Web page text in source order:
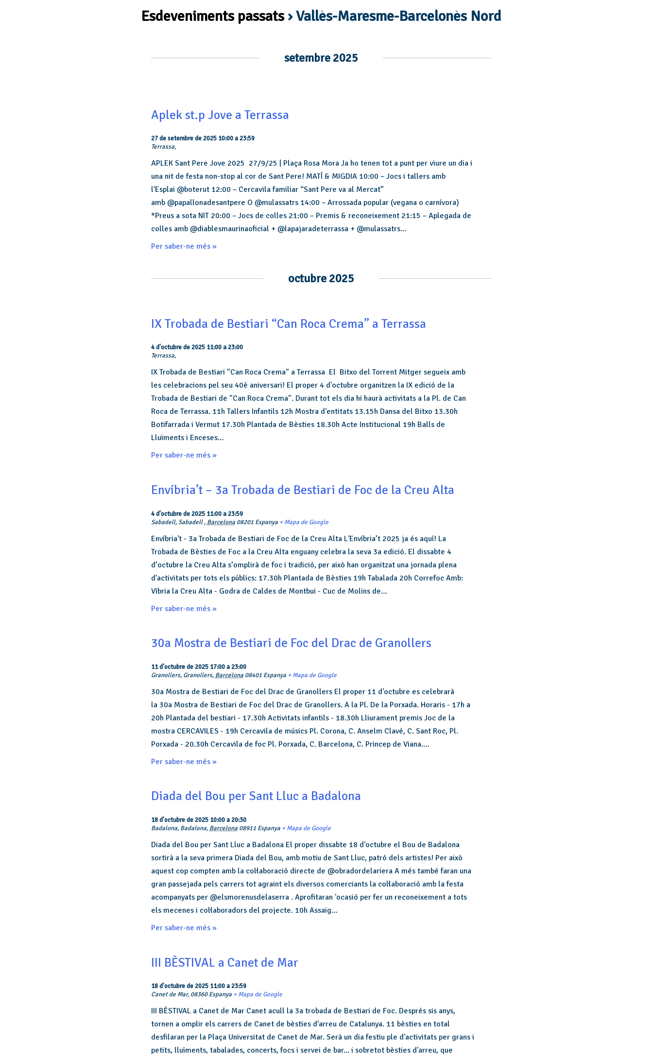
Esdeveniments passats› Vallès-Maresme-Barcelonès Nord
setembre 2025
Aplek st.p Jove a Terrassa
27 de setembre de 2025 10:00a23:59
Terrassa,
APLEK Sant Pere Jove 2025 27/9/25 | Plaça Rosa Mora Ja ho tenen tot a punt per viure un dia i
una nit de festa non-stop al cor de Sant Pere! MATÍ & MIGDIA 10:00 – Jocs i tallers amb
l'Esplai @boterut 12:00 – Cercavila familiar “Sant Pere va al Mercat”
amb @papallonadesantpere O @mulassatrs 14:00 – Arrossada popular (vegana o carnívora)
*Preus a sota NIT 20:00 – Jocs de colles 21:00 – Premis & reconeixement 21:15 – Aplegada de
colles amb @diablesmaurinaoficial + @lapajaradeterrassa + @mulassatrs…
Per saber-ne més »
octubre 2025
IX Trobada de Bestiari “Can Roca Crema” a Terrassa
4 d'octubre de 2025 11:00a23:00
Terrassa,
IX Trobada de Bestiari "Can Roca Crema" a Terrassa El Bitxo del Torrent Mitger segueix amb
les celebracions pel seu 40è aniversari! El proper 4 d'octubre organitzen la IX edició de la
Trobada de Bestiari de "Can Roca Crema". Durant tot els dia hi haurà activitats a la Pl. de Can
Roca de Terrassa. 11h Tallers Infantils 12h Mostra d'entitats 13.15h Dansa del Bitxo 13.30h
Botifarrada i Vermut 17.30h Plantada de Bèsties 18.30h Acte Institucional 19h Balls de
Lluïments i Enceses…
Per saber-ne més »
Envíbria’t – 3a Trobada de Bestiari de Foc de la Creu Alta
4 d'octubre de 2025 11:00a23:59
Sabadell,Sabadell, Barcelona 08201 Espanya + Mapa de Google
Envíbria't - 3a Trobada de Bestiari de Foc de la Creu Alta L'Envíbria’t 2025 ja és aquí! La
Trobada de Bèsties de Foc a la Creu Alta enguany celebra la seva 3a edició. El dissabte 4
d’octubre la Creu Alta s’omplirà de foc i tradició, per això han organitzat una jornada plena
d'activitats per tots els públics: 17.30h Plantada de Bèsties 19h Tabalada 20h Correfoc Amb:
Víbria la Creu Alta - Godra de Caldes de Montbui - Cuc de Molins de…
Per saber-ne més »
30a Mostra de Bestiari de Foc del Drac de Granollers
11 d'octubre de 2025 17:00a23:00
Granollers, Granollers, Barcelona 08401 Espanya + Mapa de Google
30a Mostra de Bestiari de Foc del Drac de Granollers El proper 11 d'octubre es celebrarà
la 30a Mostra de Bestiari de Foc del Drac de Granollers. A la Pl. De la Porxada. Horaris - 17h a
20h Plantada del bestiari - 17.30h Activitats infantils - 18.30h Lliurament premis Joc de la
mostra CERCAVILES - 19h Cercavila de músics Pl. Corona, C. Anselm Clavé, C. Sant Roc, Pl.
Porxada - 20.30h Cercavila de foc Pl. Porxada, C. Barcelona, C. Princep de Viana.…
Per saber-ne més »
Diada del Bou per Sant Lluc a Badalona
18 d'octubre de 2025 10:00a20:30
Badalona, Badalona, Barcelona 08911 Espanya + Mapa de Google
Diada del Bou per Sant Lluc a Badalona El proper dissabte 18 d'octubre el Bou de Badalona
sortirà a la seva primera Diada del Bou, amb motiu de Sant Lluc, patró dels artistes! Per això
aquest cop compten amb la col·laboració directe de @obradordelariera A més també faran una
gran passejada pels carrers tot agraint els diversos comerciants la col·laboració amb la festa
acompanyats per @elsmorenusdelaserra . Aprofitaran 'ocasió per fer un reconeixement a tots
els mecenes i col·laboradors del projecte. 10h Assaig…
Per saber-ne més »
III BÈSTIVAL a Canet de Mar
18 d'octubre de 2025 11:00a23:59
Canet de Mar, 08360 Espanya + Mapa de Google
III BÈSTIVAL a Canet de Mar Canet acull la 3a trobada de Bestiari de Foc. Després sis anys,
tornen a omplir els carrers de Canet de bèsties d'arreu de Catalunya. 11 bèsties en total
desfilaran per la Plaça Universitat de Canet de Mar. Serà un dia festiu ple d'activitats per grans i
petits, lluïments, tabalades, concerts, focs i servei de bar... i sobretot bèsties d'arreu, que